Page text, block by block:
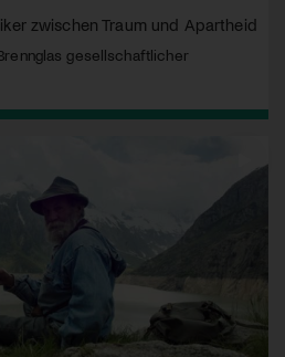
zwischen Traum und Apartheid
gesellschaftlicher